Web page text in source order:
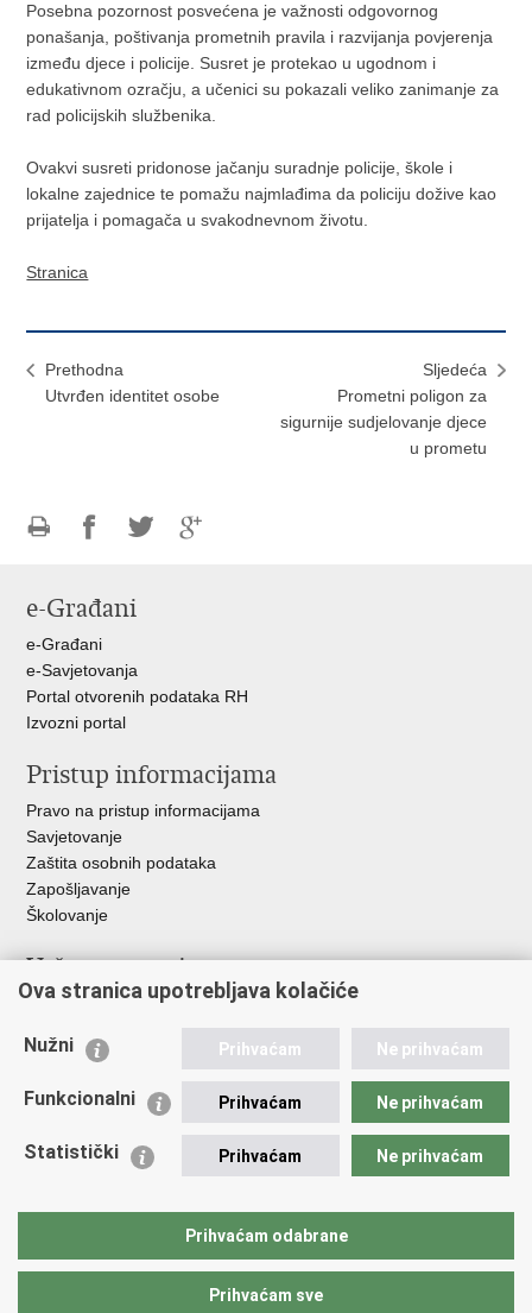
Posebna pozornost posvećena je važnosti odgovornog
ponašanja, poštivanja prometnih pravila i razvijanja povjerenja
između djece i policije. Susret je protekao u ugodnom i
edukativnom ozračju, a učenici su pokazali veliko zanimanje za
rad policijskih službenika.
Ovakvi susreti pridonose jačanju suradnje policije, škole i
lokalne zajednice te pomažu najmlađima da policiju dožive kao
prijatelja i pomagača u svakodnevnom životu.
Stranica
Prethodna
Utvrđen identitet osobe
Sljedeća
Prometni poligon za
sigurnije sudjelovanje djece
u prometu
FacebookuTwitteru
e-Građani
e-Građani
e-Savjetovanja
Portal otvorenih podataka RH
Izvozni portal
Pristup informacijama
Pravo na pristup informacijama
Savjetovanje
Zaštita osobnih podataka
Zapošljavanje
Školovanje
Važne poveznice
Ministarstvo unutarnjih poslova
Udruge
Policijska akademija
Zaklada policijske solidarnosti
Vučetić"
Ova stranica upotrebljava kolačiće
Nužni Prihvaćam Ne prihvaćam
Funkcionalni Prihvaćam Ne prihvaćam
Statistički Prihvaćam Ne prihvaćam
Prihvaćam odabrane
Prihvaćam sve